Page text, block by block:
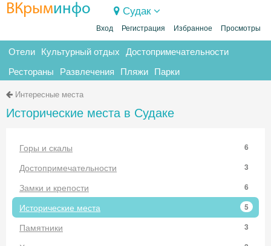
ВКрыминфо Судак
Вход Регистрация Избранное Просмотры
Отели Культурный отдых Достопримечательности
Рестораны Развлечения Пляжи Парки
Интересные места
Исторические места в Судаке
Горы и скалы 6
Достопримечательности 3
Замки и крепости 6
Исторические места 5
Памятники 3